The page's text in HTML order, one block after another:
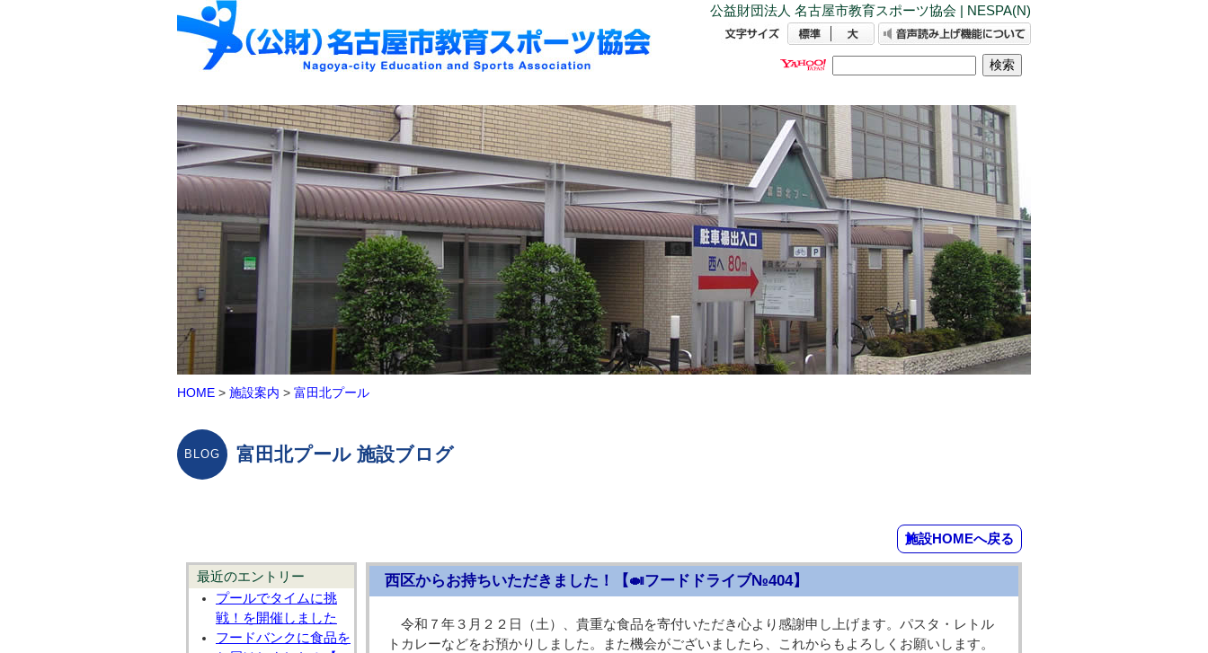
公益財団法人 名古屋市教育スポーツ協会 | NESPA(N)
HOME > 施設案内 > 富田北プール
富田北プール 施設ブログ
施設HOMEへ戻る
最近のエントリー
プールでタイムに挑
戦！を開催しました
フードバンクに食品を
西区からお持ちいただきました！【🍛フードドライブ№404】
令和７年３月２２日（土）、貴重な食品を寄付いただき心より感謝申し上げます。パスタ・レトル
トカレーなどをお預かりしました。また機会がございましたら、これからもよろしくお願いします。